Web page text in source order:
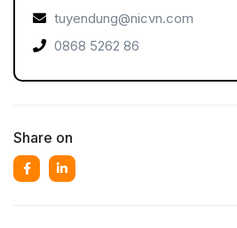
tuyendung@nicvn.com
0868 5262 86
Share on